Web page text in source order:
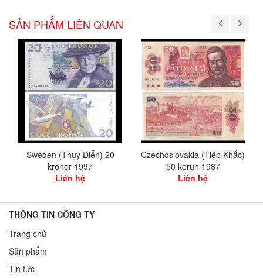
SẢN PHẨM LIÊN QUAN
Sweden (Thụy Điển) 20
kronor 1997
Liên hệ
Czechoslovakia (Tiệp Khắc)
50 korun 1987
Liên hệ
THÔNG TIN CÔNG TY
Trang chủ
Sản phẩm
Tin tức